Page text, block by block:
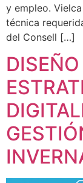
y empleo.
técnica
del Consell […]